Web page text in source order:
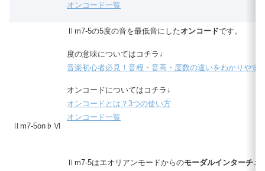
オンコード一覧
Ⅱm7-5on♭Ⅵ
Ⅱm7-5の5度の音を最低音にしたオンコードです。
度の意味についてはコチラ↓
音楽初心者必見！音程・音高・度数の違いをわかりやす
オンコードについてはコチラ↓
オンコードとは？3つの使い方
オンコード一覧
Ⅱm7-5はエオリアンモードからのモーダルインターチェ